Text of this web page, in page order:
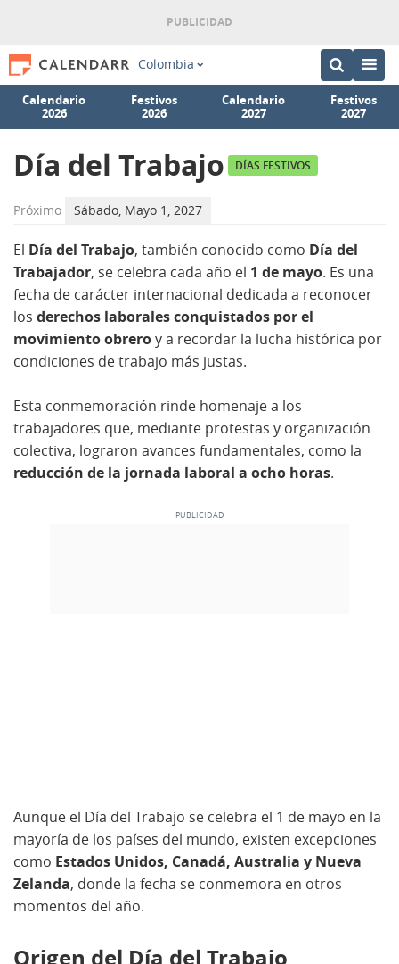
Colombia
Calendario
2026
Festivos
2026
Calendario
2027
Festivos
2027
Día del Trabajo DÍAS FESTIVOS
Próximo Sábado, Mayo 1, 2027
El Día del Trabajo, también conocido como Día del
Trabajador, se celebra cada año el 1 de mayo. Es una
fecha de carácter internacional dedicada a reconocer
los derechos laborales conquistados por el
movimiento obreroy a recordar la lucha histórica por
condiciones de trabajo más justas.
Esta conmemoración rinde homenaje a los
trabajadores que, mediante protestas y organización
colectiva, lograron avances fundamentales, como la
reducción de la jornada laboral a ocho horas.
Aunque el Día del Trabajo se celebra el 1 de mayo en la
mayoría de los países del mundo, existen excepciones
como Estados Unidos, Canadá, Australia y Nueva
Zelanda, donde la fecha se conmemora en otros
momentos del año.
Origen del Día del Trabajo